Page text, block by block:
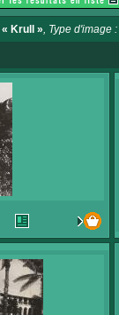
« Krull », Type d'image :